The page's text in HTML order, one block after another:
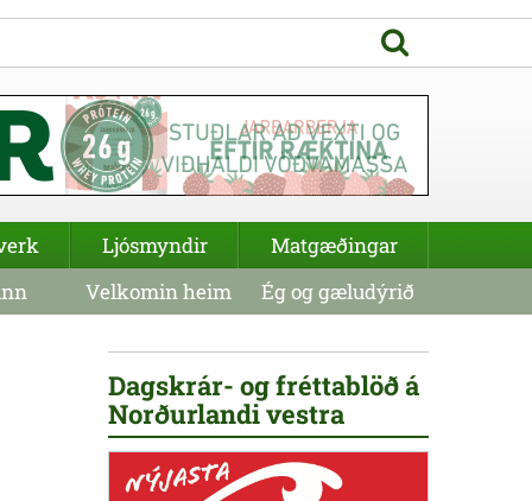
Dagskrár- og fréttablöð á
Norðurlandi vestra
Ljósmyndir
Matgæðingar
Velkomin heim Ég og gæludýrið